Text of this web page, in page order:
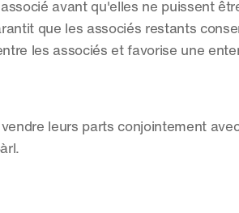
avant qu'elles ne puissent
que les associés restants
les associés et favorise une
leurs parts conjointement